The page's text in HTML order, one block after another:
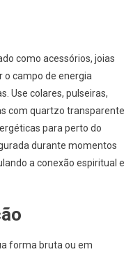
como acessórios, joias
campo de energia
Use colares, pulseiras,
com quartzo transparente
para perto do
durante momentos
a conexão espiritual e
forma bruta ou em